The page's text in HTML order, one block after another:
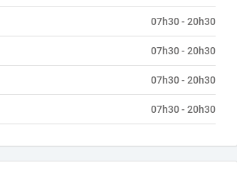
07h30 - 20h30
07h30 - 20h30
07h30 - 20h30
07h30 - 20h30